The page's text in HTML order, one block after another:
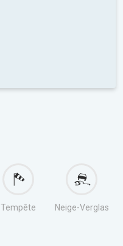
Tempête Neige-Verglas